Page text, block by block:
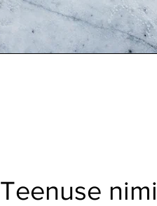
Teenuse nimi